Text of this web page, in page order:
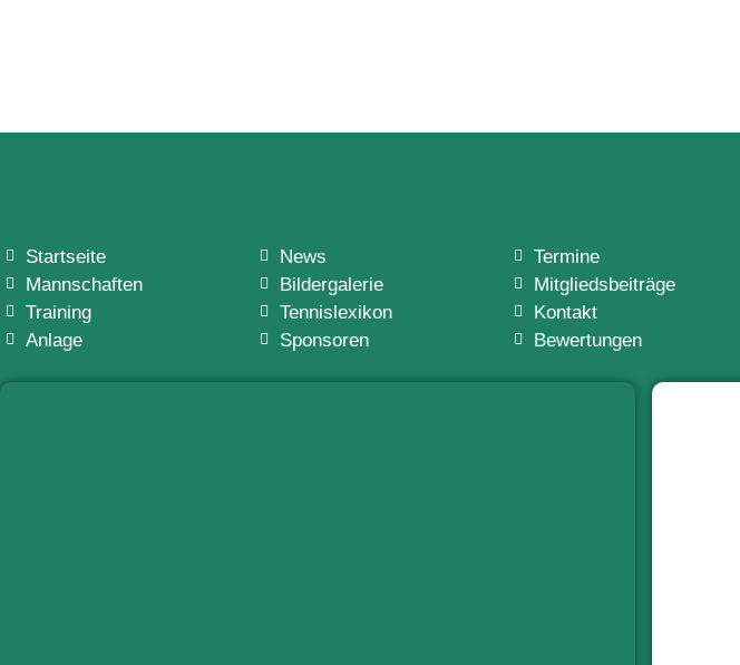
Startseite
Mannschaften
Training
Anlage
News
Bildergalerie
Tennislexikon
Sponsoren
Termine
Mitgliedsbeiträge
Kontakt
Bewertungen